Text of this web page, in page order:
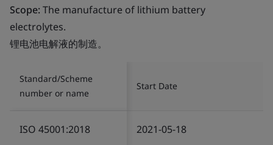
Scope:The manufacture of lithium battery
electrolytes.
锂电池电解液的制造。
Standard/Scheme
number or name
Start Date
ISO 45001:2018 2021-05-18